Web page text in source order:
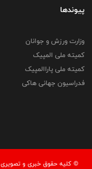
پیوندها
وزارت ورزش و جوانان
کمیته ملی المپیک
کمیته ملی پاراالمپیک
فدراسیون جهانی هاکی
© کليه حقوق خبری و